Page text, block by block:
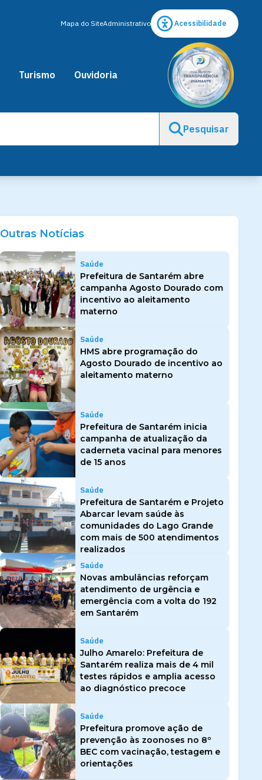
Mapa do SiteAdministrativo Acessibilidade
Turismo Ouvidoria
Pesquisar
Outras Notícias
Saúde
Prefeitura de Santarém abre
campanha Agosto Dourado com
incentivo ao aleitamento
materno
Saúde
HMS abre programação do
Agosto Dourado de incentivo ao
aleitamento materno
Saúde
Prefeitura de Santarém inicia
campanha de atualização da
caderneta vacinal para menores
de 15 anos
Saúde
Prefeitura de Santarém e Projeto
Abarcar levam saúde às
comunidades do Lago Grande
com mais de 500 atendimentos
realizados
Saúde
Novas ambulâncias reforçam
atendimento de urgência e
emergência com a volta do 192
em Santarém
Saúde
Julho Amarelo: Prefeitura de
Santarém realiza mais de 4 mil
testes rápidos e amplia acesso
ao diagnóstico precoce
Saúde
Prefeitura promove ação de
prevenção às zoonoses no 8º
BEC com vacinação, testagem e
orientações